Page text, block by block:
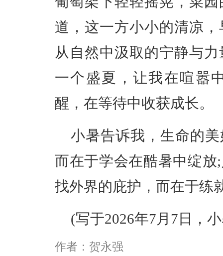
道，这一方小小的清凉
从自然中汲取的宁静与
一个盛夏，让我在喧嚣
醒，在等待中收获成长。
小暑告诉我，生命的
而在于学会在酷暑中绽
找外界的庇护，而在于练
(写于2026年7月7日，
作者：贺永强